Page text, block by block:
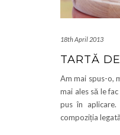
18th April 2013
TARTĂ
Am mai spus-o,
mai ales să le
pus în
compoziția